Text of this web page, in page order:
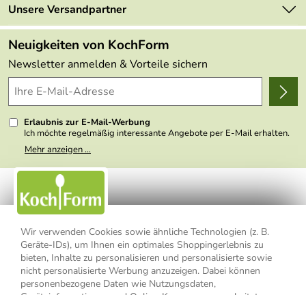
Wir verwenden Cookies sowie ähnliche Technologien (z. B.
Geräte-IDs), um Ihnen ein optimales Shoppingerlebnis zu
bieten, Inhalte zu personalisieren und personalisierte sowie
nicht personalisierte Werbung anzuzeigen. Dabei können
personenbezogene Daten wie Nutzungsdaten,
Retourenportal
FAQs
Lieferbedingungen
Delivery Terms
Kundenlogin
Angebote
Made in Germany
Themen
Wir über uns
Presse
Unsere Versandpartner
Neuigkeiten von KochForm
Newsletter anmelden & Vorteile sichern
Erlaubnis zur E-Mail-Werbung
Ich möchte regelmäßig interessante Angebote per E-Mail erhalten.
Meine E-Mail-Adresse wird nicht an andere Unternehmen
weitergegeben. Zu statistischen Zwecken wird in anonymer Form
nicht erkennbar, welche konkrete Person geklickt hat. Diese
Einwilligung zur Nutzung meiner E-Mail- Adresse für Werbezwecke
kann ich jederzeit mit Wirkung für die Zukunft widerrufen, indem ich
den Link "Abmelden" am Ende des Newsletters anklicke oder die
Option Newsletter im Mitgliederbereich deaktiviere. Die
Datenschutzerklärung
habe ich zur Kenntnis genommen.
Mehr anzeigen ...
Impressum Datenschutzerklärung
AGB
Widerrufsbelehrung
Widerrufsformular